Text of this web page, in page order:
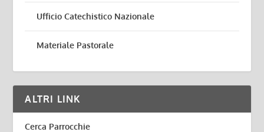
Ufficio Catechistico Nazionale
Materiale Pastorale
ALTRI LINK
Cerca Parrocchie